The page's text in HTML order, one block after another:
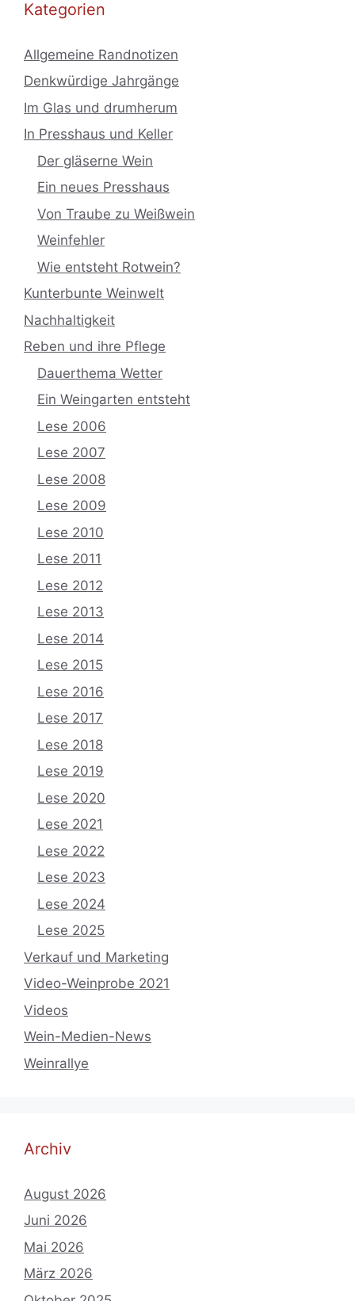
Kategorien
Allgemeine Randnotizen
Denkwürdige Jahrgänge
Im Glas und drumherum
In Presshaus und Keller
Der gläserne Wein
Ein neues Presshaus
Von Traube zu Weißwein
Weinfehler
Wie entsteht Rotwein?
Kunterbunte Weinwelt
Nachhaltigkeit
Reben und ihre Pflege
Dauerthema Wetter
Ein Weingarten entsteht
Lese 2006
Lese 2007
Lese 2008
Lese 2009
Lese 2010
Lese 2011
Lese 2012
Lese 2013
Lese 2014
Lese 2015
Lese 2016
Lese 2017
Lese 2018
Lese 2019
Lese 2020
Lese 2021
Lese 2022
Lese 2023
Lese 2024
Lese 2025
Verkauf und Marketing
Video-Weinprobe 2021
Videos
Wein-Medien-News
Weinrallye
Archiv
August 2026
Juni 2026
Mai 2026
März 2026